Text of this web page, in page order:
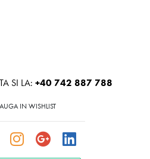
SI LA: +40 742 887 788
IN WISHLIST